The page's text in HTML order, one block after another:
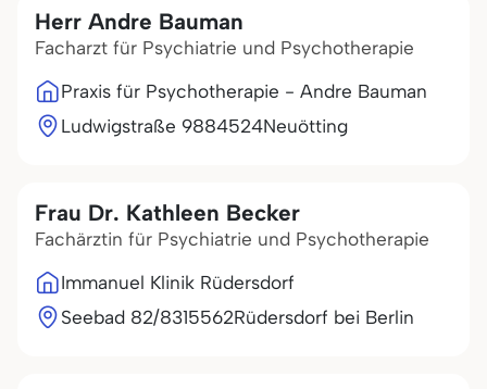
Herr Andre Bauman
Facharzt für Psychiatrie und Psychotherapie
Praxis für Psychotherapie - Andre Bauman
Ludwigstraße 9884524Neuötting
Frau Dr. Kathleen Becker
Fachärztin für Psychiatrie und Psychotherapie
Immanuel Klinik Rüdersdorf
Seebad 82/8315562Rüdersdorf bei Berlin